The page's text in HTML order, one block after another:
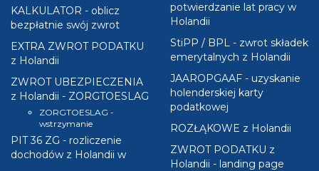
KALKULATOR - oblicz
bezpłatnie swój zwrot
EXTRA ZWROT PODATKU
z Holandii
ZWROT UBEZPIECZENIA
z Holandii - ZORGTOESLAG
ZORGTOESLAG -
wstrzymanie
PIT 36 ZG - rozliczenie
dochodów z Holandii w
potwierdzanie lat pracy w
Holandii
StiPP / BPL - zwrot składek
emerytalnych z Holandii
JAAROPGAAF - uzyskanie
holenderskiej karty
podatkowej
ROZŁĄKOWE z Holandii
ZWROT PODATKU z
Holandii - landing page